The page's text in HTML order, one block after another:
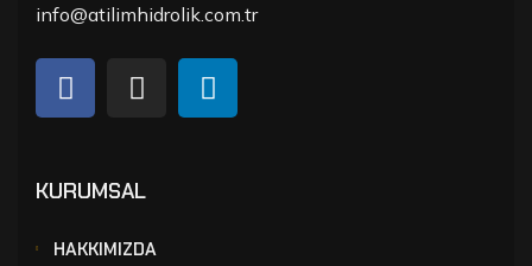
info@atilimhidrolik.com.tr
KURUMSAL
HAKKIMIZDA